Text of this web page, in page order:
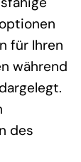
für Ihren
während
des